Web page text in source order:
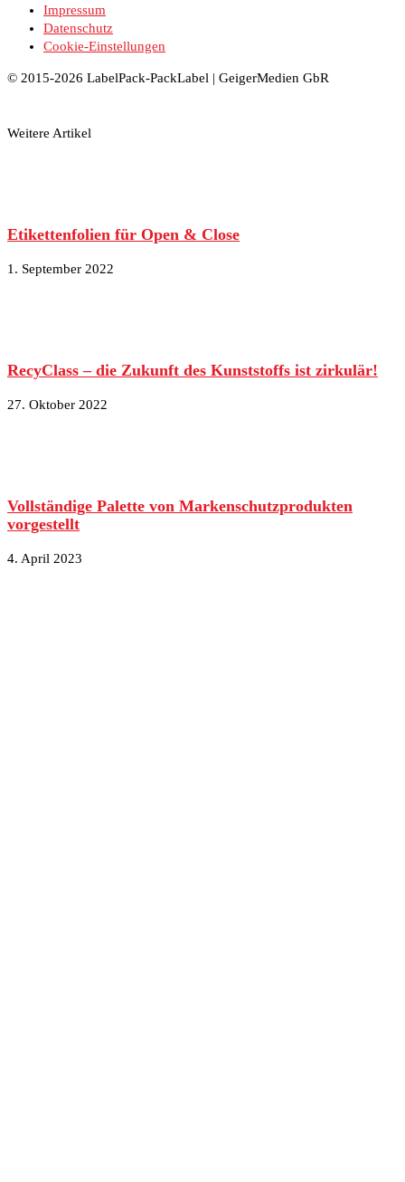
Impressum
Datenschutz
Cookie-Einstellungen
© 2015-2026 LabelPack-PackLabel | GeigerMedien GbR
Weitere Artikel
Etikettenfolien für Open & Close
1. September 2022
RecyClass – die Zukunft des Kunststoffs ist zirkulär!
27. Oktober 2022
Vollständige Palette von Markenschutzprodukten
vorgestellt
4. April 2023